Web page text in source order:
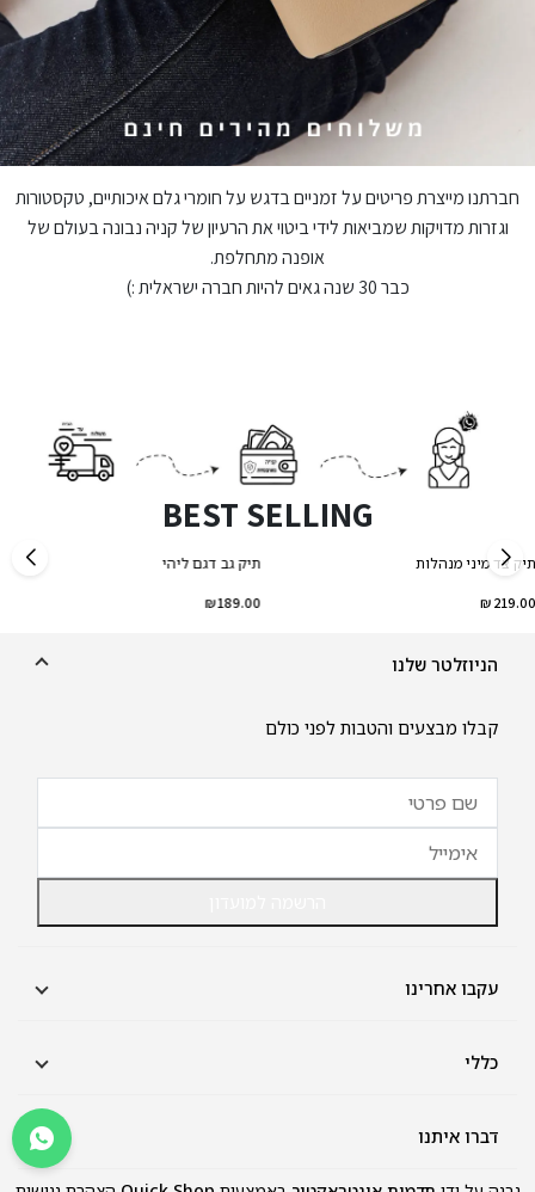
חברתנו מייצרת פריטים על זמניים בדגש על חומרי גלם איכותיים, טקסטורות
וגזרות מדויקות שמביאות לידי ביטוי את הרעיון של קניה נבונה בעולם של
אופנה מתחלפת.
כבר 30 שנה גאים להיות חברה ישראלית :)
BEST SELLING
הנמכר ביותר
תיק צד מיני מנהלות
219.00 ₪
הנמכר ביותר
תיק גב דגם ליהי
189.00 ₪
הניוזלטר שלנו
קבלו מבצעים והטבות לפני כולם
עקבו אחרינו
כללי
תקנון
דברו איתנו
שירות לקוחות: